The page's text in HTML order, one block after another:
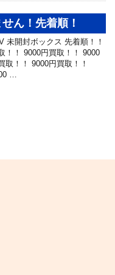
ん！先着順！
未開封ボックス 先着順！！
！！ 9000円買取！！ 9000
取！！ 9000円買取！！
…